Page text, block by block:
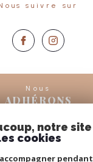
Nous suivre sur
Nous
ADHÉRONS
notre site
cookies
pendant